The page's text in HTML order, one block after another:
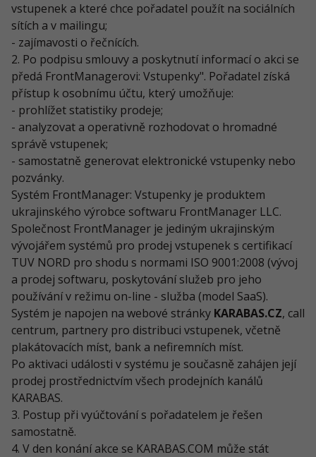
vstupenek a které chce pořadatel použít na sociálních
sítích a v mailingu;
- zajímavosti o řečnících.
2. Po podpisu smlouvy a poskytnutí informací o akci se
předá FrontManagerovi: Vstupenky". Pořadatel získá
přístup k osobnímu účtu, který umožňuje:
- prohlížet statistiky prodeje;
- analyzovat a operativně rozhodovat o hromadné
správě vstupenek;
- samostatně generovat elektronické vstupenky nebo
pozvánky.
Systém FrontManager: Vstupenky je produktem
ukrajinského výrobce softwaru FrontManager LLC.
Společnost FrontManager je jediným ukrajinským
vývojářem systémů pro prodej vstupenek s certifikací
TUV NORD pro shodu s normami ISO 9001:2008 (vývoj
a prodej softwaru, poskytování služeb pro jeho
používání v režimu on-line - služba (model SaaS).
Systém je napojen na webové stránky KARABAS.CZ, call
centrum, partnery pro distribuci vstupenek, včetně
plakátovacích míst, bank a nefiremních míst.
Po aktivaci události v systému je současně zahájen její
prodej prostřednictvím všech prodejních kanálů
KARABAS.
3. Postup při vyúčtování s pořadatelem je řešen
samostatně.
4. V den konání akce se KARABAS.COM může stát